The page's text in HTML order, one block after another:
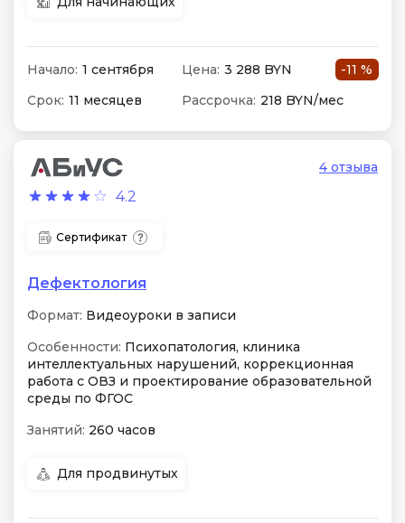
Начало: 1 сентября Цена: 3 288 BYN
-11 %
Срок: 11 месяцев Рассрочка: 218 BYN/мес
4.2
4 отзыва
Сертификат
Дефектология
Формат: Видеоуроки в записи
Особенности: Психопатология, клиника
интеллектуальных нарушений, коррекционная
работа с ОВЗ и проектирование образовательной
среды по ФГОС
Занятий: 260 часов
Для продвинутых